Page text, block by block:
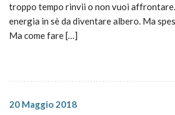
troppo tempo rinvii o non vuoi affrontare.
energia in sè da diventare albero. Ma
Ma come fare […]
20 Maggio 2018